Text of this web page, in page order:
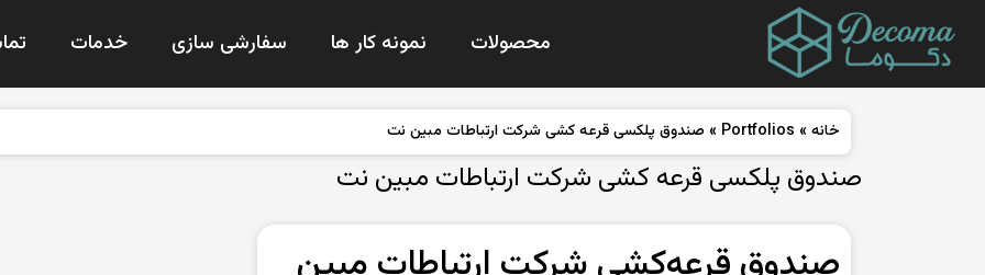
محصولات نمونه کار ها سفارشی سازی خدمات
خانه »
Portfolios
» صندوق پلکسی قرعه کشی شرکت ارتباطات مبین نت
صندوق پلکسی قرعه کشی شرکت ارتباطات مبین نت